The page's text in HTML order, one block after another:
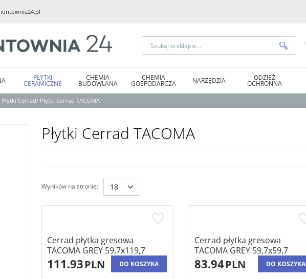
PŁYTKI
CERAMICZNE
CHEMIA
BUDOWLANA
CHEMIA
GOSPODARCZA NARZĘDZIA ODZIEŻ
OCHRONNA
Płytki Cerrad/ Płytki Cerrad TACOMA
Płytki Cerrad TACOMA
Wyników na stronie:
Cerrad płytka gresowa
TACOMA GREY 59,7x119,7
111.93PLN DO KOSZYKA
Cerrad płytka gresowa
TACOMA GREY 59,7x59,7
83.94PLN DO KOSZYKA